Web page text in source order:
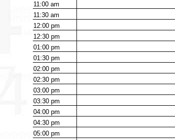
11:00am
11:30am
12:00pm
12:30pm
01:00pm
01:30pm
02:00pm
02:30pm
03:00pm
03:30pm
04:00pm
04:30pm
05:00pm